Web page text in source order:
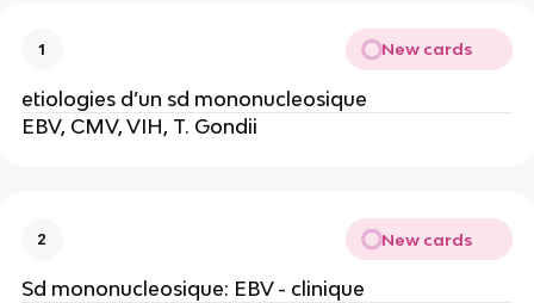
1 New cards
etiologies d’un sd mononucleosique
EBV, CMV, VIH, T. Gondii
2 New cards
Sd mononucleosique: EBV - clinique